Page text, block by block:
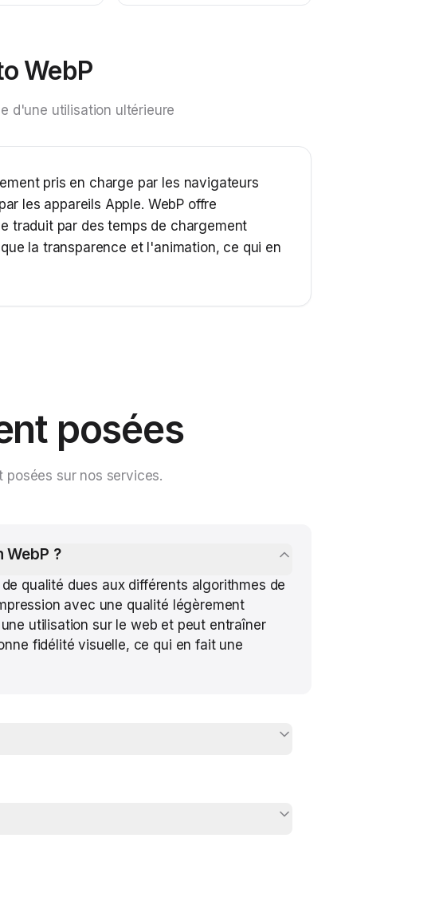
WebP
d'une utilisation ultérieure
pris en charge par les navigateurs
les appareils Apple. WebP offre
traduit par des temps de chargement
la transparence et l'animation, ce qui en
posées
sur nos services.
WebP ?
qualité dues aux différents algorithmes de
avec une qualité légèrement
utilisation sur le web et peut entraîner
fidélité visuelle, ce qui en fait une